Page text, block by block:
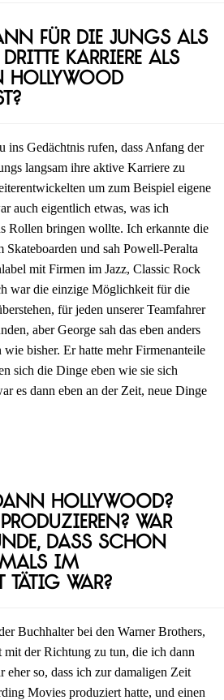
für die Jungs als
dritte Karriere als
Hollywood
ins Gedächtnis rufen, dass Anfang der
langsam ihre aktive Karriere zu
um zum Beispiel eigene
auch eigentlich etwas, was ich
Rollen bringen wollte. Ich erkannte die
und sah Powell-Peralta
mit Firmen im Jazz, Classic Rock
war die einzige Möglichkeit für die
für jeden unserer Teamfahrer
aber George sah das eben anders
bisher. Er hatte mehr Firmenanteile
sich die Dinge eben wie sie sich
es dann eben an der Zeit, neue Dinge
Hollywood?
War
dass schon
im
tätig war?
Buchhalter bei den Warner Brothers,
mit der Richtung zu tun, die ich dann
eher so, dass ich zur damaligen Zeit
Movies produziert hatte, und einen